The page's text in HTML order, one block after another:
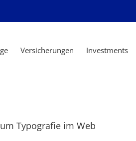
Versicherungen Investments
Typografie im Web